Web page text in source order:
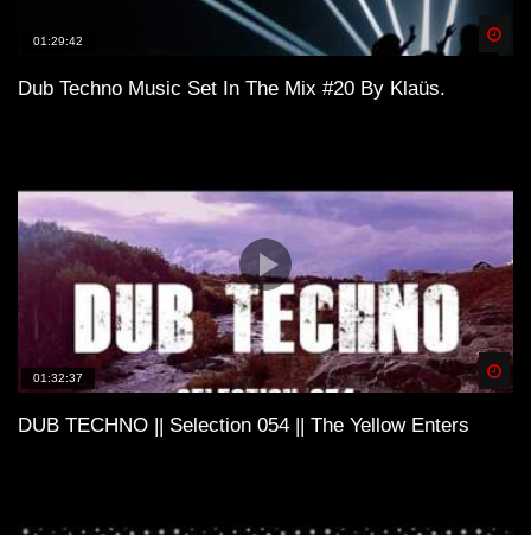
01:29:42
Dub Techno Music Set In The Mix #20 By Klaüs.
01:32:37
DUB TECHNO || Selection 054 || The Yellow Enters